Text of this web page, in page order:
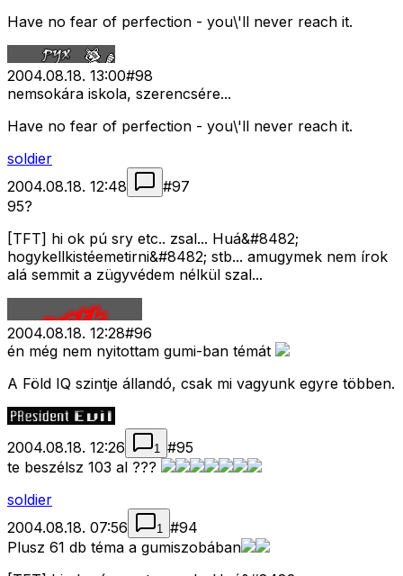
Have no fear of perfection - you\'ll never reach it.
2004.08.18. 13:00#98
nemsokára iskola, szerencsére...
Have no fear of perfection - you\'ll never reach it.
soldier
2004.08.18. 12:48
#97
95?
[TFT] hi ok pú sry etc.. zsal... Huá&#8482;
hogykellkistéemetirni&#8482; stb... amugymek nem írok
alá semmit a zügyvédem nélkül szal...
2004.08.18. 12:28#96
én még nem nyitottam gumi-ban témát
A Föld IQ szintje állandó, csak mi vagyunk egyre többen.
2004.08.18. 12:26 1 #95
te beszélsz 103 al ???
soldier
2004.08.18. 07:56
1 #94
Plusz 61 db téma a gumiszobában